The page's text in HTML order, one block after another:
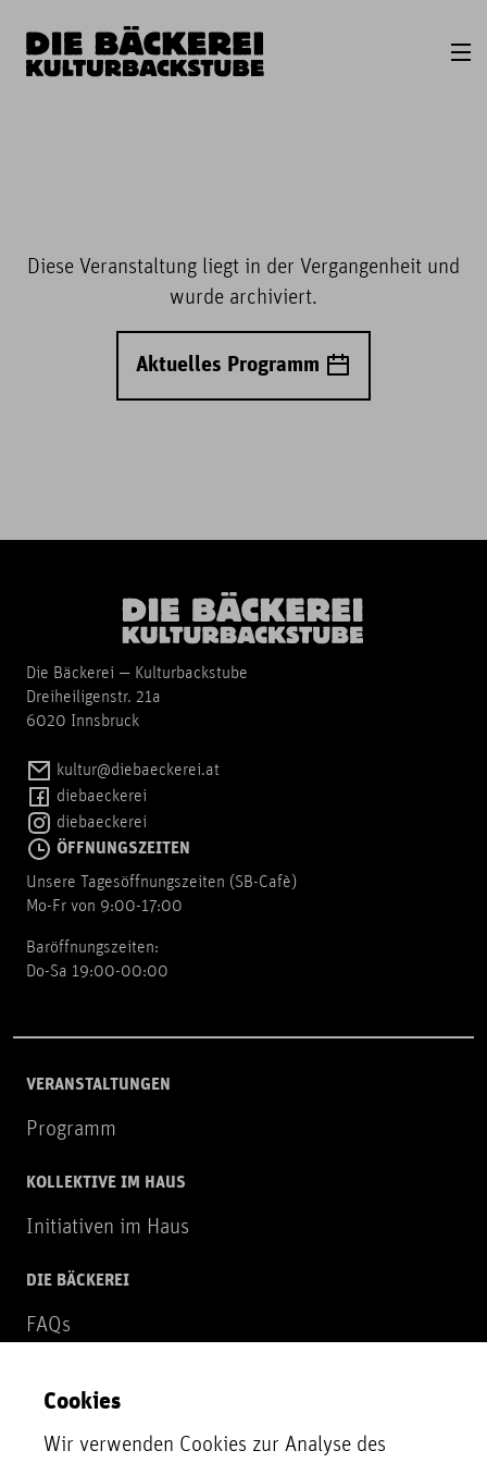
Diese Veranstaltung liegt in der Vergangenheit und
wurde archiviert.
Aktuelles Programm
Die Bäckerei — Kulturbackstube
Dreiheiligenstr. 21a
6020 Innsbruck
kultur@diebaeckerei.at
diebaeckerei
diebaeckerei
ÖFFNUNGSZEITEN
Unsere Tagesöffnungszeiten (SB-Cafè)
Mo-Fr von 9:00-17:00
Baröffnungszeiten:
Do-Sa 19:00-00:00
VERANSTALTUNGEN
Programm
KOLLEKTIVE IM HAUS
Initiativen im Haus
DIE BÄCKEREI
FAQs
NEWSLETTER
Zur Newsletter Anmeldung
Cookies
Wir verwenden Cookies zur Analyse des